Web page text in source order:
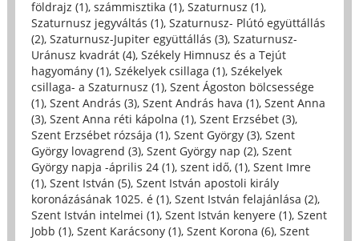
földrajz (1), számmisztika (1), Szaturnusz (1),
Szaturnusz jegyváltás (1), Szaturnusz- Plútó együttállás
(2), Szaturnusz-Jupiter együttállás (3), Szaturnusz-
Uránusz kvadrát (4), Székely Himnusz és a Tejút
hagyomány (1), Székelyek csillaga (1), Székelyek
csillaga- a Szaturnusz (1), Szent Ágoston bölcsessége
(1), Szent András (3), Szent András hava (1), Szent Anna
(3), Szent Anna réti kápolna (1), Szent Erzsébet (3),
Szent Erzsébet rózsája (1), Szent György (3), Szent
György lovagrend (3), Szent György nap (2), Szent
György napja -április 24 (1), szent idő, (1), Szent Imre
(1), Szent István (5), Szent István apostoli király
koronázásának 1025. é (1), Szent István felajánlása (2),
Szent István intelmei (1), Szent István kenyere (1), Szent
Jobb (1), Szent Karácsony (1), Szent Korona (6), Szent